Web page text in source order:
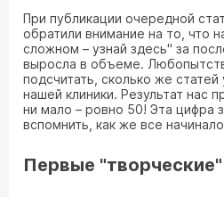
При публикации очередной
обратили внимание на то, что
сложном – узнай здесь" за
выросла в объеме.
подсчитать, сколько же
нашей клиники. Результат нас
ни мало – ровно 50! Эта цифра
вспомнить, как же все
Первые